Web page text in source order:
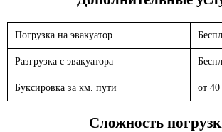
Погрузка на эвакуатор
Разгрузка с эвакуатора
Буксировка за км. пути от
Сложность